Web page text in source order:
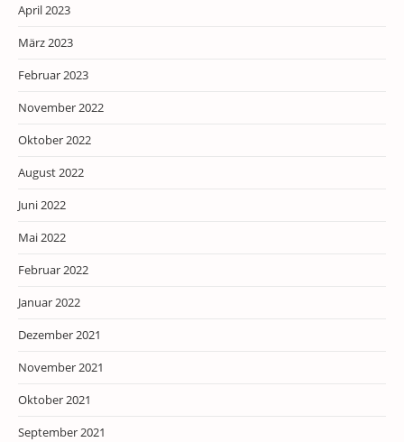
April 2023
März 2023
Februar 2023
November 2022
Oktober 2022
August 2022
Juni 2022
Mai 2022
Februar 2022
Januar 2022
Dezember 2021
November 2021
Oktober 2021
September 2021